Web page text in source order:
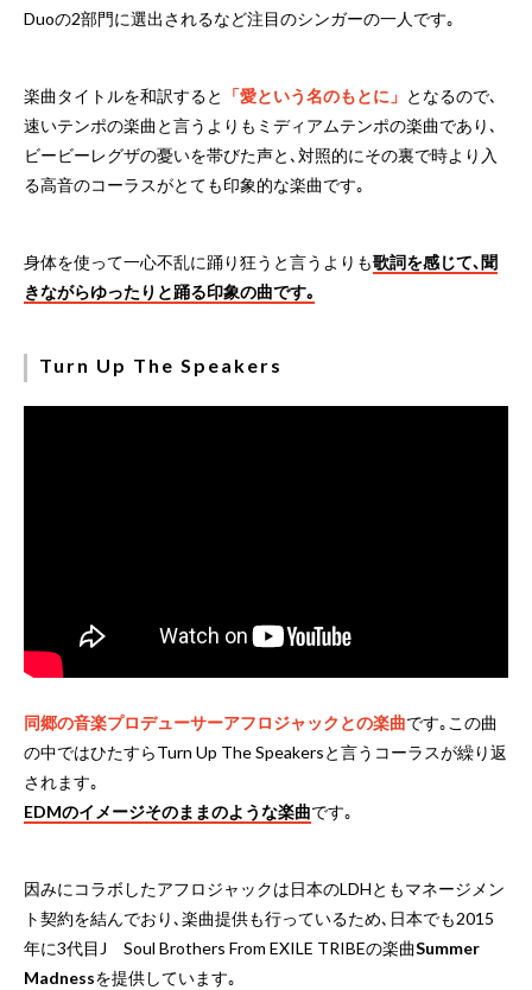
Duoの2部門に選出されるなど注目のシンガーの一人です｡
楽曲タイトルを和訳すると 「愛という名のもとに」 となるので､
速いテンポの楽曲と言うよりもミディアムテンポの楽曲であり､
ビービーレグザの憂いを帯びた声と､対照的にその裏で時より入
る高音のコーラスがとても印象的な楽曲です｡
身体を使って一心不乱に踊り狂うと言うよりも歌詞を感じて､聞
きながらゆったりと踊る印象の曲です｡
Turn Up The Speakers
同郷の音楽プロデューサーアフロジャックとの楽曲です｡この曲
の中ではひたすらTurn Up The Speakersと言うコーラスが繰り返
されます｡
EDMのイメージそのままのような楽曲です｡
因みにコラボしたアフロジャックは日本のLDHともマネージメン
ト契約を結んでおり､楽曲提供も行っているため､日本でも2015
年に3代目J Soul Brothers From EXILE TRIBEの楽曲Summer
Madnessを提供しています｡